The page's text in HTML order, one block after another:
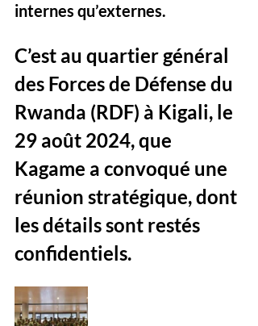
internes qu’externes.
C’est au quartier général
des Forces de Défense du
Rwanda (RDF) à Kigali, le
29 août 2024, que
Kagame a convoqué une
réunion stratégique, dont
les détails sont restés
confidentiels.